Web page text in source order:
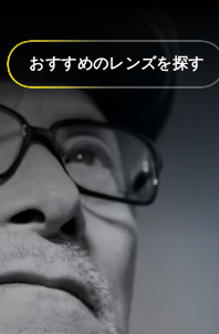
おすすめのレンズを探す